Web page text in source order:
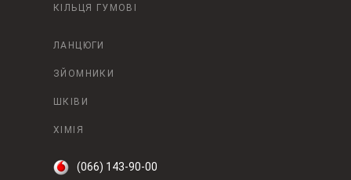
КІЛЬЦЯ ГУМОВІ
ЛАНЦЮГИ
ЗЙОМНИКИ
ШКІВИ
ХІМІЯ
(066) 143-90-00